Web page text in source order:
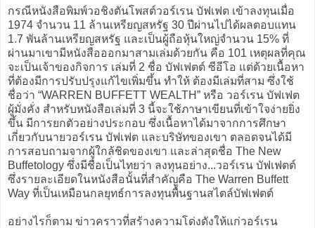
กรณีหนังสือพิมพ์วอชิงตันโพสต์วอร์เรน บัฟเฟต เข้าลงทุนเมื่อ
1974 จำนวน 11 ล้านเหรียญสหรัฐ 30 ปีผ่านไปได้ผลตอบแทน
1.7 พันล้านเหรียญสหรัฐ และเป็นผู้ถือหุ้นใหญ่จำนวน 15% ที่
ผ่านมาเขามีหนังสือออกมาสามเล่มด้วยกัน คือ 101 เหตุผลที่คุณ
จะเป็นเจ้าของกิจการ เล่มที่ 2 ชื่อ บัฟเฟตต์ ซีอีโอ แต่ด้วยเนื้อหา
ที่ต้องมีการปรับปรุงแก้ไขเพิ่มขึ้น ทำให้ ต้องมีเล่มที่สาม ซึ่งใช้
ชื่อว่า “WARREN BUFFETT WEALTH” หรือ วอร์เรน บัฟเฟต
ผู้มั่งคั่ง สำหรับหนังสือเล่มที่ 3 นี้จะใช้ภาษาเขียนที่เข้าใจง่ายยิ่ง
ขึ้น มีการยกตัวอย่างประกอบ ซึ่งเนื้อหาได้มาจากการศึกษา
เกี่ยวกับนายวอร์เรน บัฟเฟต และบริษัทของเขา ตลอดจนได้มี
การสอบถามจากผู้ใกล้ชิดของเขา และล่าสุดชื่อ The New
Buffetology ซึ่งมีชื่อเป็นไทยว่า ลงทุนอย่าง...วอร์เรน บัฟเฟตต์
ซึ่งรายละเอียดในหนังสือนั้นที่สำคัญคือ The Warren Buffett
Way ที่เป็นเหมือนกลยุทธ์การลงทุนพื้นฐานสไตล์บัฟเฟตต์
อย่างไรก็ตาม ข่าวคราวที่สร้างความโด่งดังให้แก่วอร์เรน